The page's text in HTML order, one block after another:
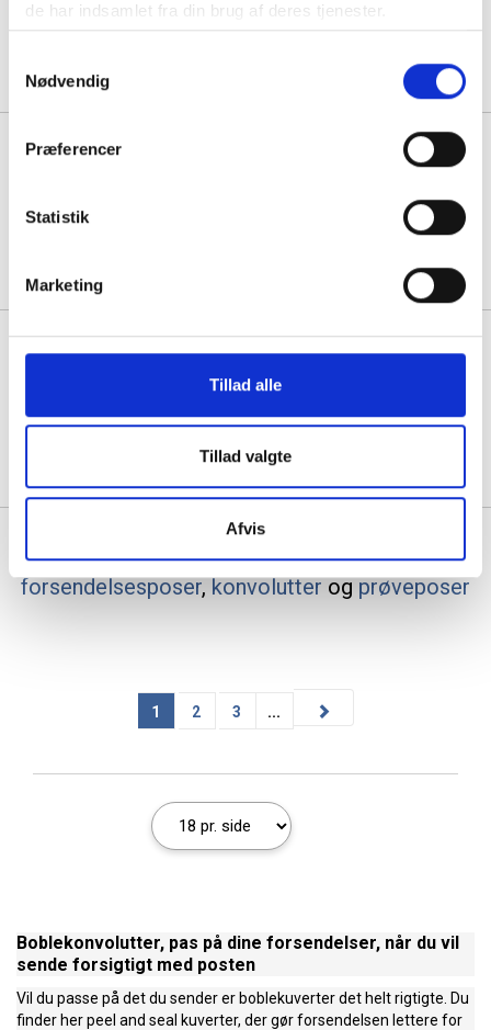
de har indsamlet fra din brug af deres tjenester.
Nødvendig
Præferencer
Statistik
Marketing
Tillad alle
Tillad valgte
Afvis
Før pris: 1,44
Min. køb:100 stk á 1,20
Boblepose Airmax 240x350mm
Boblepose Airmax 250x350mm
Min. køb:100 stk á 1,63
Spar:0,31 (-16%)
Se også vores udvalg af produkter til
forsendelsesposer,konvolutterogprøveposer
1 2 3 ...
Boblekonvolutter, pas på dine forsendelser, når du vil
sende forsigtigt med posten
Vil du passe på det du sender er boblekuverter det helt rigtigte. Du
finder her peel and seal kuverter, der gør forsendelsen lettere for